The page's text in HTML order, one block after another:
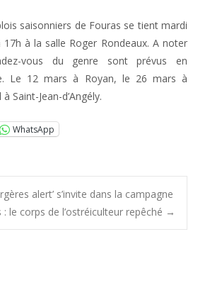
saisonniers de Fouras se tient mardi
à la salle Roger Rondeaux. A noter
vous du genre sont prévus en
Le 12 mars à Royan, le 26 mars à
Saint-Jean-d’Angély.
WhatsApp
alert’ s’invite dans la campagne
: le corps de l’ostréiculteur repêché →